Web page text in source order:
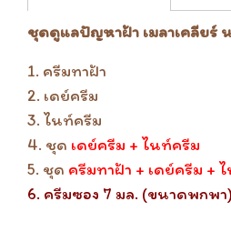
ชุดดูแลปัญหาฝ้า เมลาเคลียร์
1. ครีมทาฝ้า
2. เดย์ครีม
3. ไนท์ครีม
4. ชุด เดย์ครีม + ไนท์ครีม
5. ชุด ครีมทาฝ้า + เดย์ครีม +
6. ครีมซอง 7 มล. (ขนาดพกพา)